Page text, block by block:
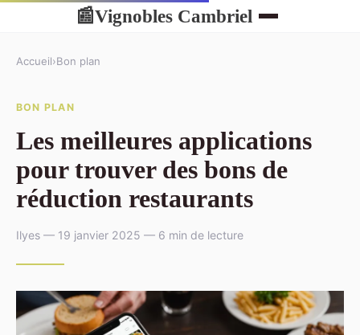
📰Vignobles Cambriel
Accueil›Bon plan
BON PLAN
Les meilleures applications
pour trouver des bons de
réduction restaurants
Ilyes — 19 janvier 2025 — 6 min de lecture